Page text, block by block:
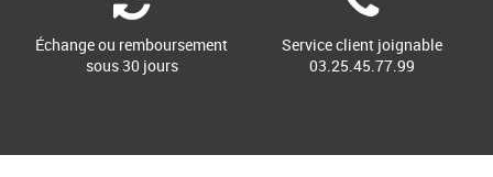
Échange ou remboursement
sous 30 jours
Service client joignable
03.25.45.77.99